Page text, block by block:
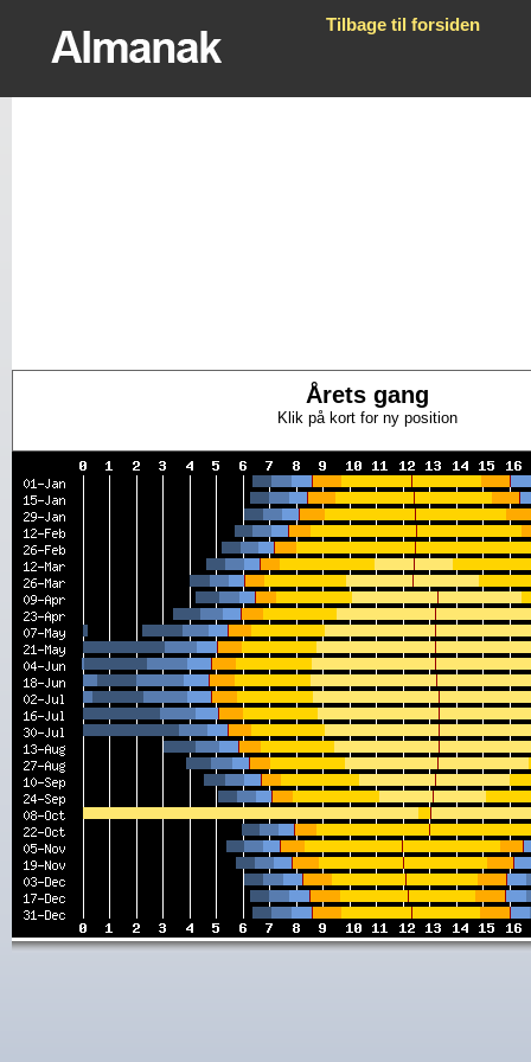
Tilbage til forsiden
Årets gang
Klik på kort for ny position